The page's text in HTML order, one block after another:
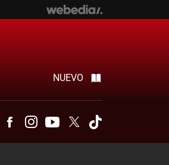
NUEVO
TelegramFacebookInstagramYoutubeTwitter